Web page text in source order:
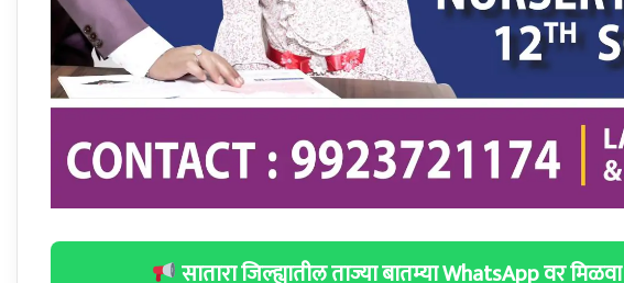
सातारा जिल्ह्यातील ताज्या बातम्या WhatsApp वर मिळवा